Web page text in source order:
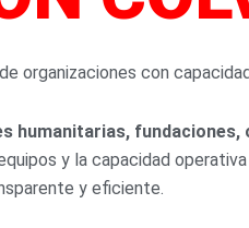
atiende esta
Oficial
organizaciones con
humanitarias,
y la capacidad
y eficiente.